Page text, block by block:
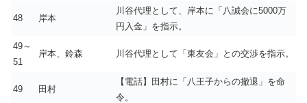
48 岸本
川谷代理として、岸本に「八誠会に5000万
円入金」を指示。
49～
51
岸本、鈴森 川谷代理として「東友会」との交渉を指示。
49 田村
【電話】田村に「八王子からの撤退」を命
令。